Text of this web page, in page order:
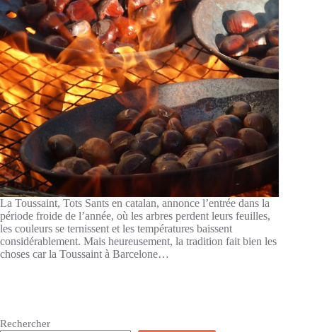
La Toussaint, Tots Sants en catalan, annonce l’entrée dans la
période froide de l’année, où les arbres perdent leurs feuilles,
les couleurs se ternissent et les températures baissent
considérablement. Mais heureusement, la tradition fait bien les
choses car la Toussaint à Barcelone…
Rechercher